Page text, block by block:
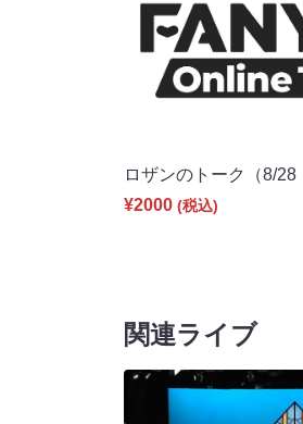
ロザンのトーク（8/
¥2000 (税込)
関連ライブ